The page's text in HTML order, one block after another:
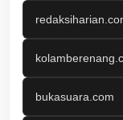
bukasuara.com